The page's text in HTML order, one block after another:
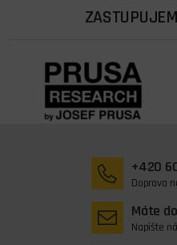
+420
Doprava
Máte
Napište